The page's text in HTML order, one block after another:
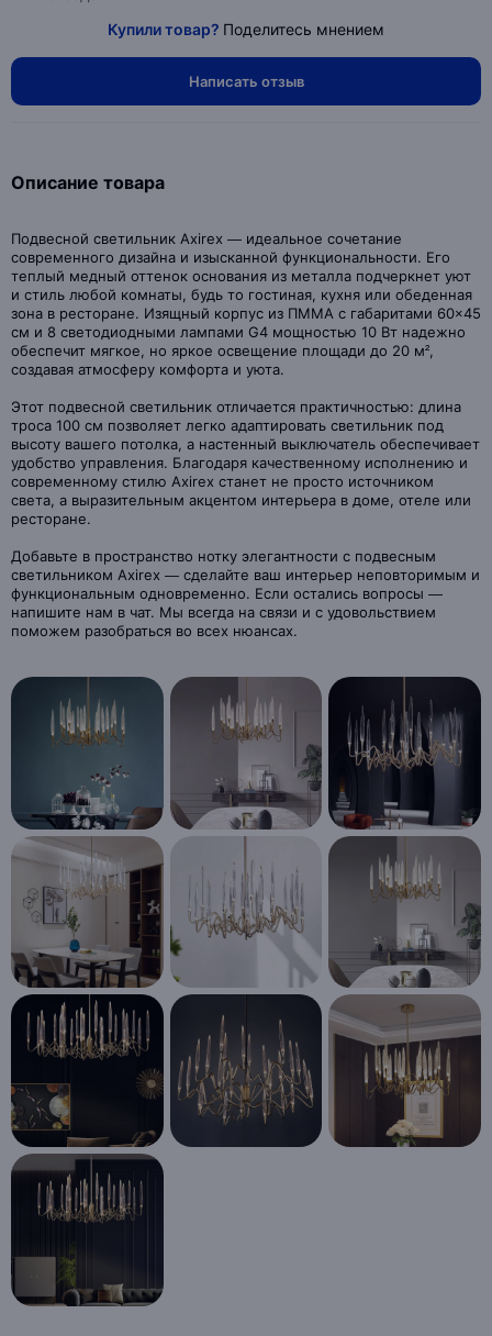
Купили товар? Поделитесь мнением
Написать отзыв
Описание товара
Подвесной светильник Axirex — идеальное сочетание
современного дизайна и изысканной функциональности. Его
теплый медный оттенок основания из металла подчеркнет уют
и стиль любой комнаты, будь то гостиная, кухня или обеденная
зона в ресторане. Изящный корпус из ПММА с габаритами 60×45
см и 8 светодиодными лампами G4 мощностью 10 Вт надежно
обеспечит мягкое, но яркое освещение площади до 20 м²,
создавая атмосферу комфорта и уюта.
Этот подвесной светильник отличается практичностью: длина
троса 100 см позволяет легко адаптировать светильник под
высоту вашего потолка, а настенный выключатель обеспечивает
удобство управления. Благодаря качественному исполнению и
современному стилю Axirex станет не просто источником
света, а выразительным акцентом интерьера в доме, отеле или
ресторане.
Добавьте в пространство нотку элегантности с подвесным
светильником Axirex — сделайте ваш интерьер неповторимым и
функциональным одновременно. Если остались вопросы —
напишите нам в чат. Мы всегда на связи и с удовольствием
поможем разобраться во всех нюансах.